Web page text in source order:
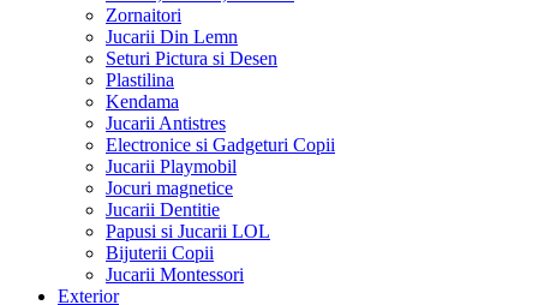
Zornaitori
Jucarii Din Lemn
Seturi Pictura si Desen
Plastilina
Kendama
Jucarii Antistres
Electronice si Gadgeturi Copii
Jucarii Playmobil
Jocuri magnetice
Jucarii Dentitie
Papusi si Jucarii LOL
Bijuterii Copii
Jucarii Montessori
Exterior